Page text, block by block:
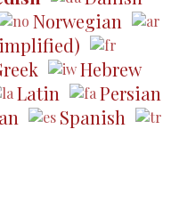
Norwegian
Hebrew
Latin
Persian
Spanish